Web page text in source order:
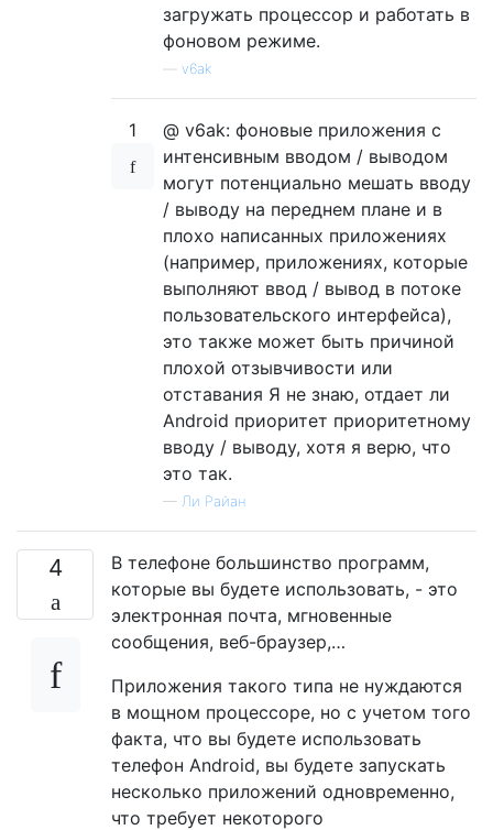
загружать процессор и работать в
фоновом режиме.
v6ak
1
@ v6ak: фоновые приложения с
интенсивным вводом / выводом
могут потенциально мешать вводу
/ выводу на переднем плане и в
плохо написанных приложениях
(например, приложениях, которые
выполняют ввод / вывод в потоке
пользовательского интерфейса),
это также может быть причиной
плохой отзывчивости или
отставания Я не знаю, отдает ли
Android приоритет приоритетному
вводу / выводу, хотя я верю, что
это так.
— Ли Райан
4
В телефоне большинство программ,
которые вы будете использовать, - это
электронная почта, мгновенные
сообщения, веб-браузер,…
Приложения такого типа не нуждаются
в мощном процессоре, но с учетом того
факта, что вы будете использовать
телефон Android, вы будете запускать
несколько приложений одновременно,
что требует некоторого